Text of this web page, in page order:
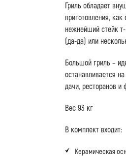
Гриль обладает
приготовления,
нежнейший стейк
(да-да) или
Большой гриль –
останавливается
дачи, ресторанов и
Вес 93 кг
В комплект входит:
Керамическая